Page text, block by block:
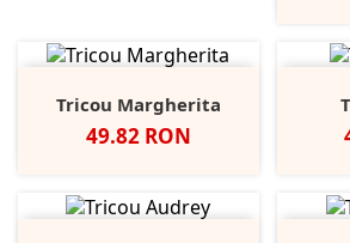
Tricou Margherita
Pret
49.82 RON